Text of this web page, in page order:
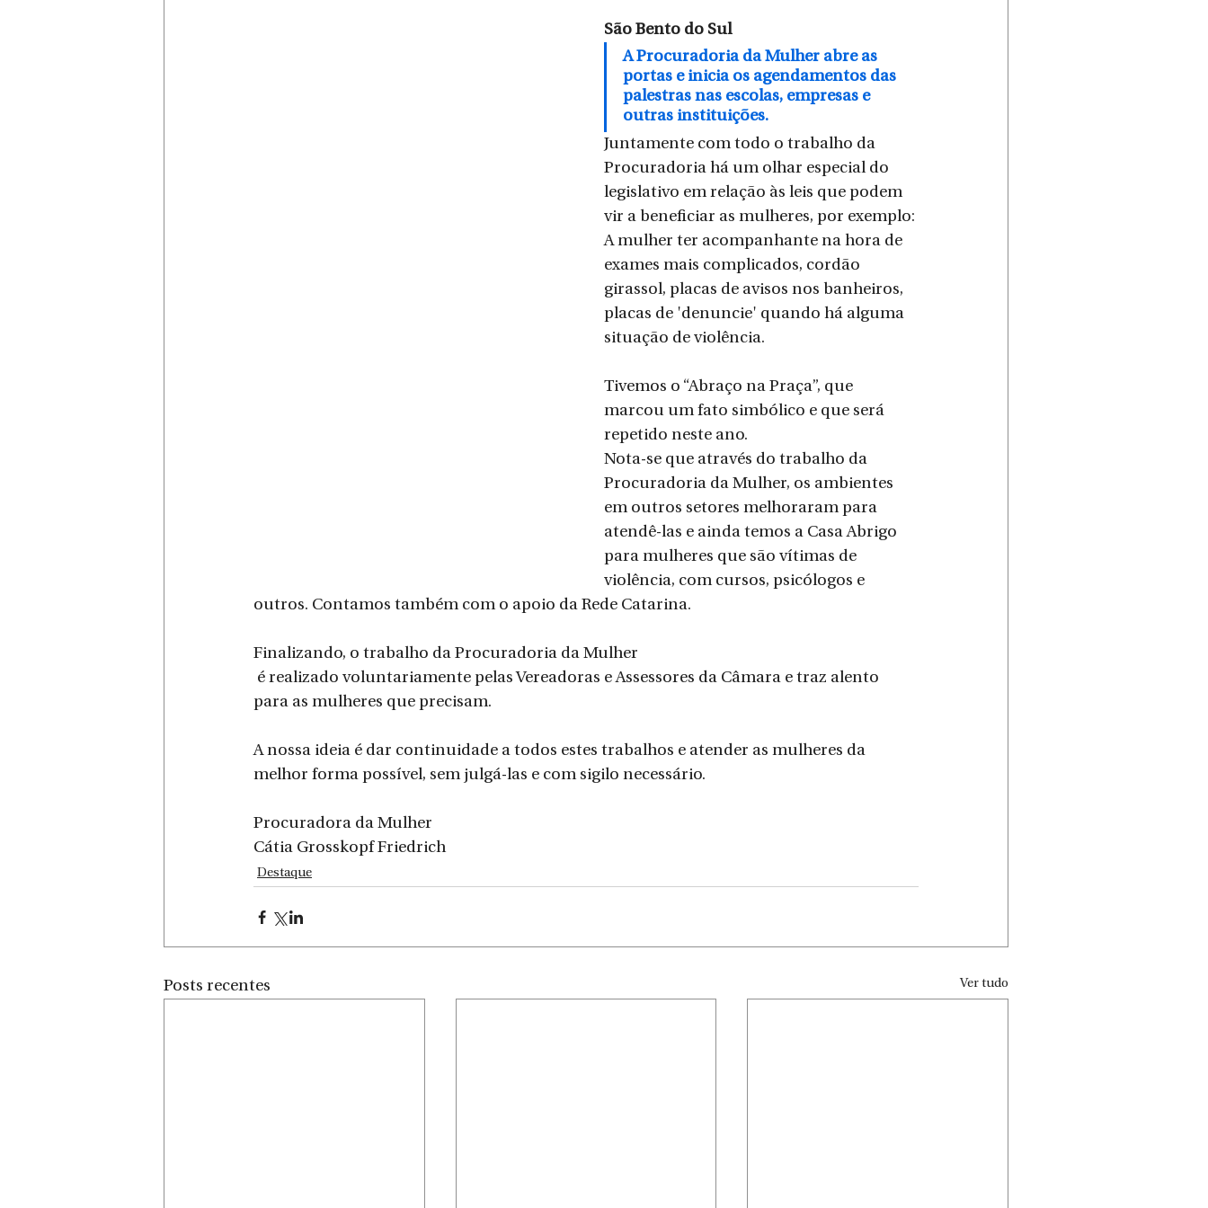
São Bento do Sul
A Procuradoria da Mulher abre as
portas e inicia os agendamentos das
palestras nas escolas, empresas e
outras instituições.
Juntamente com todo o trabalho da
Procuradoria há um olhar especial do
legislativo em relação às leis que podem
vir a beneficiar as mulheres, por exemplo:
A mulher ter acompanhante na hora de
exames mais complicados, cordão
girassol, placas de avisos nos banheiros,
placas de 'denuncie' quando há alguma
situação de violência.
Tivemos o “Abraço na Praça”, que
marcou um fato simbólico e que será
repetido neste ano.
Nota-se que através do trabalho da
Procuradoria da Mulher, os ambientes
em outros setores melhoraram para
atendê-las e ainda temos a Casa Abrigo
para mulheres que são vítimas de
violência, com cursos, psicólogos e
outros. Contamos também com o apoio da Rede Catarina.
Finalizando, o trabalho da Procuradoria da Mulher
para as mulheres que precisam.
A nossa ideia é dar continuidade a todos estes trabalhos e atender as mulheres da
melhor forma possível, sem julgá-las e com sigilo necessário.
Procuradora da Mulher
Cátia Grosskopf Friedrich
Destaque
Posts recentes Ver tudo